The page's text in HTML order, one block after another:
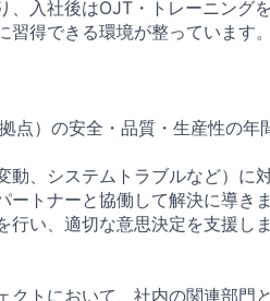
入社後はOJT・トレーニング
得できる環境が整っています。
点）の安全・品質・生産性の年
、システムトラブルなど）に
トナーと協働して解決に導きま
い、適切な意思決定を支援しま
トにおいて、社内の関連部門